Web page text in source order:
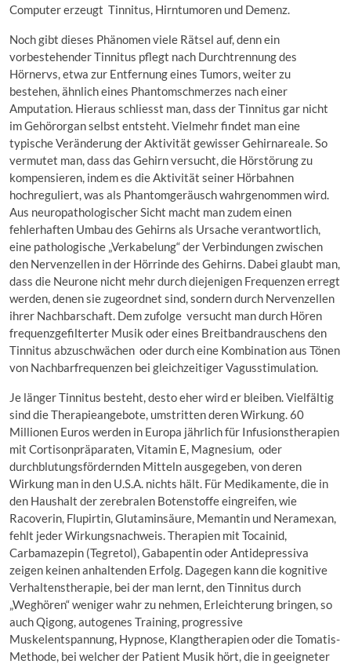
Computer erzeugt Tinnitus, Hirntumoren und Demenz.
Noch gibt dieses Phänomen viele Rätsel auf, denn ein
vorbestehender Tinnitus pflegt nach Durchtrennung des
Hörnervs, etwa zur Entfernung eines Tumors, weiter zu
bestehen, ähnlich eines Phantomschmerzes nach einer
Amputation. Hieraus schliesst man, dass der Tinnitus gar nicht
im Gehörorgan selbst entsteht. Vielmehr findet man eine
typische Veränderung der Aktivität gewisser Gehirnareale. So
vermutet man, dass das Gehirn versucht, die Hörstörung zu
kompensieren, indem es die Aktivität seiner Hörbahnen
hochreguliert, was als Phantomgeräusch wahrgenommen wird.
Aus neuropathologischer Sicht macht man zudem einen
fehlerhaften Umbau des Gehirns als Ursache verantwortlich,
eine pathologische „Verkabelung“ der Verbindungen zwischen
den Nervenzellen in der Hörrinde des Gehirns. Dabei glaubt man,
dass die Neurone nicht mehr durch diejenigen Frequenzen erregt
werden, denen sie zugeordnet sind, sondern durch Nervenzellen
ihrer Nachbarschaft. Dem zufolge versucht man durch Hören
frequenzgefilterter Musik oder eines Breitbandrauschens den
Tinnitus abzuschwächen oder durch eine Kombination aus Tönen
von Nachbarfrequenzen bei gleichzeitiger Vagusstimulation.
Je länger Tinnitus besteht, desto eher wird er bleiben. Vielfältig
sind die Therapieangebote, umstritten deren Wirkung. 60
Millionen Euros werden in Europa jährlich für Infusionstherapien
mit Cortisonpräparaten, Vitamin E, Magnesium, oder
durchblutungsfördernden Mitteln ausgegeben, von deren
Wirkung man in den U.S.A. nichts hält. Für Medikamente, die in
den Haushalt der zerebralen Botenstoffe eingreifen, wie
Racoverin, Flupirtin, Glutaminsäure, Memantin und Neramexan,
fehlt jeder Wirkungsnachweis. Therapien mit Tocainid,
Carbamazepin (Tegretol), Gabapentin oder Antidepressiva
zeigen keinen anhaltenden Erfolg. Dagegen kann die kognitive
Verhaltenstherapie, bei der man lernt, den Tinnitus durch
„Weghören“ weniger wahr zu nehmen, Erleichterung bringen, so
auch Qigong, autogenes Training, progressive
Muskelentspannung, Hypnose, Klangtherapien oder die Tomatis-
Methode, bei welcher der Patient Musik hört, die in geeigneter